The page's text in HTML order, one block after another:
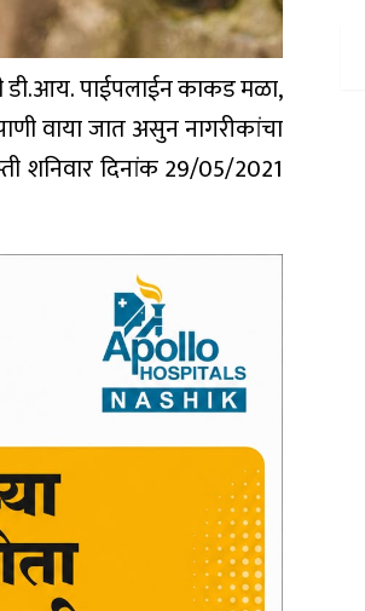
डी.आय. पाईपलाईन काकड मळा,
वाया जात असुन नागरीकांचा
शनिवार दिनांक 29/05/2021